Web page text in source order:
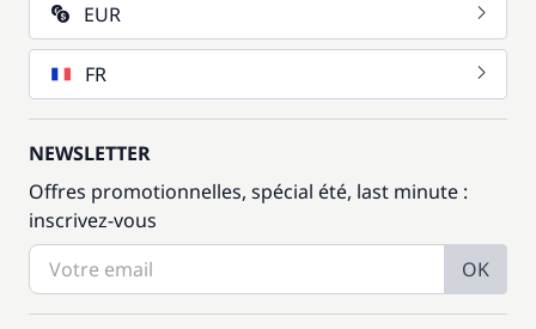
EUR
FR
NEWSLETTER
Offres promotionnelles, spécial été, last minute :
inscrivez-vous
OK